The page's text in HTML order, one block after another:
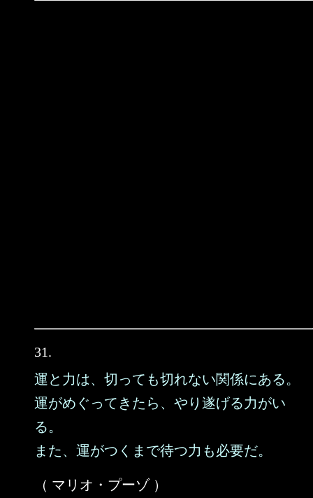
31.
運と力は、切っても切れない関係にある。
運がめぐってきたら、やり遂げる力がい
る。
また、運がつくまで待つ力も必要だ。
（ マリオ・プーゾ ）